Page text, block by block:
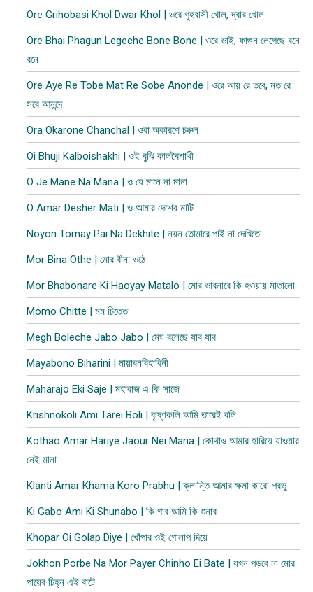
Ore Grihobasi Khol Dwar Khol | ওরে গৃহবাসী খোল, দ্বার খোল
Ore Bhai Phagun Legeche Bone Bone | ওরে ভাই, ফাগুন লেগেছে বনে
বনে
Ore Aye Re Tobe Mat Re Sobe Anonde | ওরে আয় রে তবে, মত রে
সবে আনন্দে
Ora Okarone Chanchal | ওরা অকারণে চঞ্চল
Oi Bhuji Kalboishakhi | ওই বুঝি কালবৈশাখী
O Je Mane Na Mana | ও যে মানে না মানা
O Amar Desher Mati | ও আমার দেশের মাটি
Noyon Tomay Pai Na Dekhite | নয়ন তোমারে পাই না দেখিতে
Mor Bina Othe | মোর বীনা ওঠে
Mor Bhabonare Ki Haoyay Matalo | মোর ভাবনারে কি হওয়ায় মাতালো
Momo Chitte | মম চিত্তে
Megh Boleche Jabo Jabo | মেঘ বলেছে যাব যাব
Mayabono Biharini | মায়াবনবিহারিনী
Maharajo Eki Saje | মহারাজ এ কি সাজে
Krishnokoli Ami Tarei Boli | কৃষ্ণকলি আমি তারেই বলি
Kothao Amar Hariye Jaour Nei Mana | কোথাও আমার হারিয়ে যাওয়ার
নেই মানা
Klanti Amar Khama Koro Prabhu | ক্লান্তি আমার ক্ষমা কারো প্রভু
Ki Gabo Ami Ki Shunabo | কি গাব আমি কি শুনাব​
Khopar Oi Golap Diye | খোঁপার ওই গোলাপ দিয়ে
Jokhon Porbe Na Mor Payer Chinho Ei Bate | যখন পড়বে না মোর
পায়ের চিহ্ন এই বাটে